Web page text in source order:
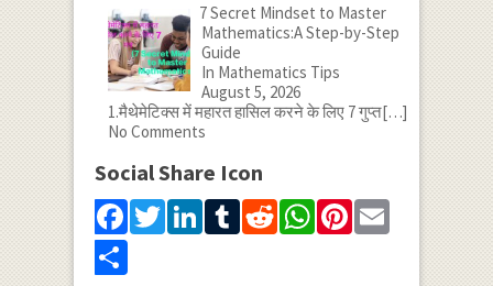
7 Secret Mindset to Master
Mathematics:A Step-by-Step
Guide
In Mathematics Tips
August 5, 2026
1.मैथेमेटिक्स में महारत हासिल करने के लिए 7 गुप्त[…]
No Comments
Social Share Icon
Facebook
Twitter
LinkedIn
Tumblr
Reddit
WhatsApp
Pinterest
Email
Share